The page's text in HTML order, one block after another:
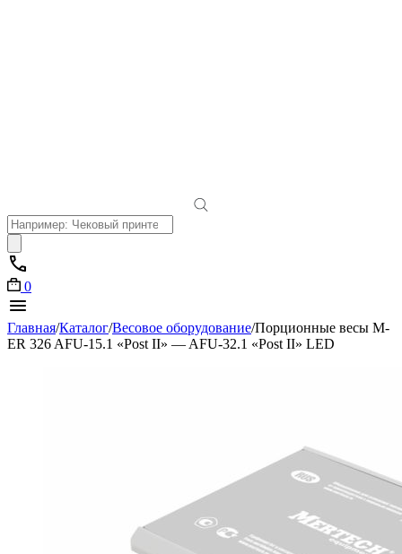
Поиск
товаров
0
Главная/Каталог/Весовое оборудование/Порционные весы M-
ER 326 AFU-15.1 «Post II» — AFU-32.1 «Post II» LED